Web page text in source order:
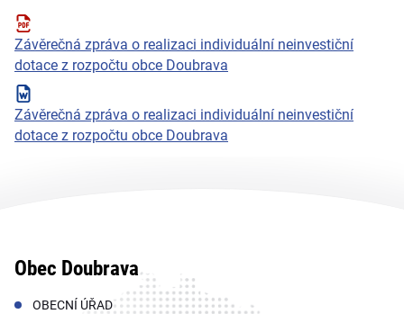
Závěrečná zpráva o realizaci individuální neinvestiční
dotace z rozpočtu obce Doubrava
Závěrečná zpráva o realizaci individuální neinvestiční
dotace z rozpočtu obce Doubrava
Obec Doubrava
OBECNÍ ÚŘAD